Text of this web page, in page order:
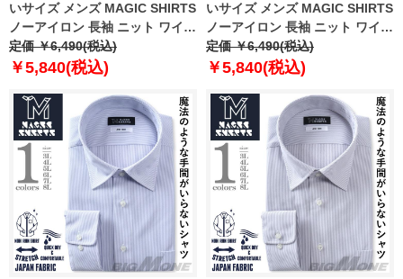
いサイズ メンズ MAGIC SHIRTS
ノーアイロン 長袖 ニット ワイシ
ャツ セミワイド 吸水速乾 ストレ
ッチ 日本製生地使用 ewma09-
定価 ￥6,490(税込)
￥5,840(税込)
いサイズ メンズ MAGIC SHIRTS
ノーアイロン 長袖 ニット ワイシ
ャツ セミワイド 吸水速乾 ストレ
ッチ 日本製生地使用 ewma99-
定価 ￥6,490(税込)
￥5,840(税込)